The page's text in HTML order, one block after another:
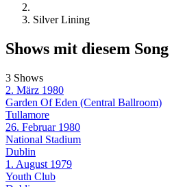
Silver Lining
Shows mit diesem Song
3 Shows
2. März 1980
Garden Of Eden (Central Ballroom)
Tullamore
26. Februar 1980
National Stadium
Dublin
1. August 1979
Youth Club